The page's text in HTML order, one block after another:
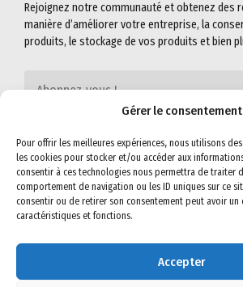
Gérer le consentement
Pour offrir les meilleures expériences, nous utilisons
les cookies pour stocker et/ou accéder aux
consentir à ces technologies nous permettra de traiter
comportement de navigation ou les ID uniques sur ce
consentir ou de retirer son consentement peut avoir un
caractéristiques et fonctions.
Accepter
Rejoignez notre communauté et obtenez des
manière d’améliorer votre entreprise, la
produits, le stockage de vos produits et bien
. All rights reserved. Read our